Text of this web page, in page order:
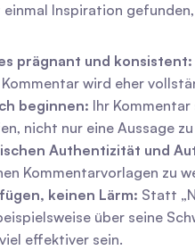
einmal Inspiration
prägnant und konsistent:
wird eher
beginnen: Ihr
nicht nur eine Aussage
Authentizität und
Kommentarvorlagen zu
keinen Lärm: Statt
über seine
effektiver sein.